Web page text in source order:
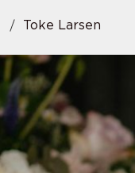
Toke Larsen